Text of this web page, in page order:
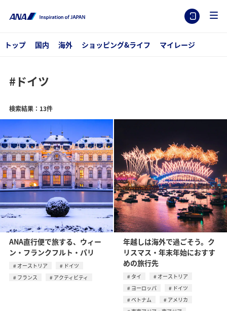
トップ 国内 海外 ショッピング&ライフ マイレージ
#ドイツ
検索結果：13件
ANA直行便で旅する、ウィー
ン・フランクフルト・パリ
オーストリア
ドイツ
フランス
アクティビティ
年越しは海外で過ごそう。ク
リスマス・年末年始におすす
めの旅行先
タイ
オーストリア
ヨーロッパ
ドイツ
ベトナム
アメリカ